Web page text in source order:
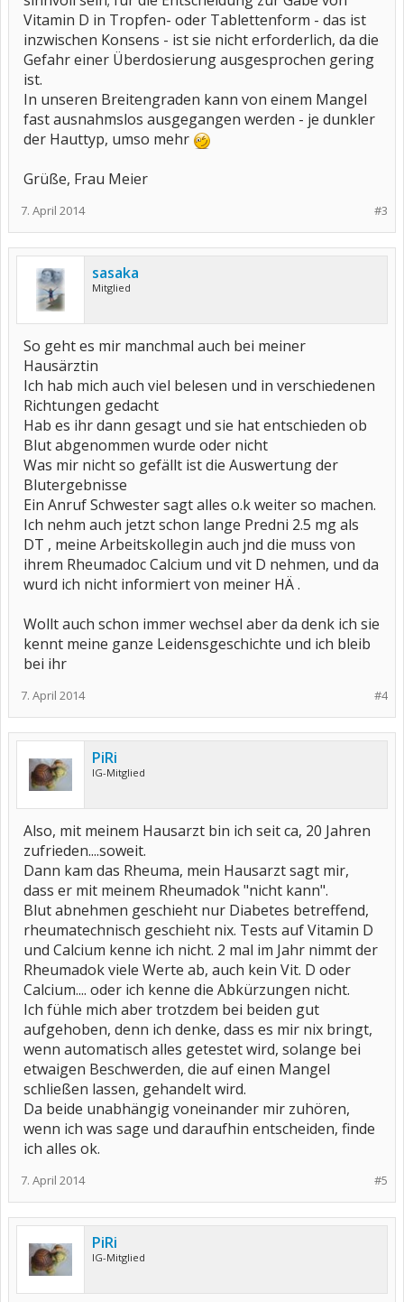
Vitamin D in Tropfen- oder Tablettenform - das ist
inzwischen Konsens - ist sie nicht erforderlich, da die
Gefahr einer Überdosierung ausgesprochen gering
ist.
In unseren Breitengraden kann von einem Mangel
fast ausnahmslos ausgegangen werden - je dunkler
der Hauttyp, umso mehr
Grüße, Frau Meier
#3
7. April 2014
sasaka
Mitglied
So geht es mir manchmal auch bei meiner
Hausärztin
Ich hab mich auch viel belesen und in verschiedenen
Richtungen gedacht
Hab es ihr dann gesagt und sie hat entschieden ob
Blut abgenommen wurde oder nicht
Was mir nicht so gefällt ist die Auswertung der
Blutergebnisse
Ein Anruf Schwester sagt alles o.k weiter so machen.
Ich nehm auch jetzt schon lange Predni 2.5 mg als
DT , meine Arbeitskollegin auch jnd die muss von
ihrem Rheumadoc Calcium und vit D nehmen, und da
wurd ich nicht informiert von meiner HÄ .
Wollt auch schon immer wechsel aber da denk ich sie
kennt meine ganze Leidensgeschichte und ich bleib
bei ihr
#4
7. April 2014
PiRi
IG-Mitglied
Also, mit meinem Hausarzt bin ich seit ca, 20 Jahren
zufrieden....soweit.
Dann kam das Rheuma, mein Hausarzt sagt mir,
dass er mit meinem Rheumadok "nicht kann".
Blut abnehmen geschieht nur Diabetes betreffend,
rheumatechnisch geschieht nix. Tests auf Vitamin D
und Calcium kenne ich nicht. 2 mal im Jahr nimmt der
Rheumadok viele Werte ab, auch kein Vit. D oder
Calcium.... oder ich kenne die Abkürzungen nicht.
Ich fühle mich aber trotzdem bei beiden gut
aufgehoben, denn ich denke, dass es mir nix bringt,
wenn automatisch alles getestet wird, solange bei
etwaigen Beschwerden, die auf einen Mangel
schließen lassen, gehandelt wird.
Da beide unabhängig voneinander mir zuhören,
wenn ich was sage und daraufhin entscheiden, finde
ich alles ok.
#5
7. April 2014
PiRi
IG-Mitglied